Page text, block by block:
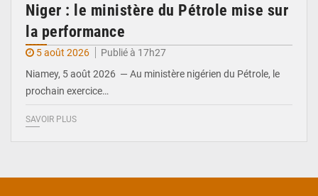
Niger : le ministère du Pétrole mise sur
la performance
5 août 2026
Publié à 17h27
Niamey, 5 août 2026 — Au ministère nigérien du Pétrole, le
prochain exercice…
SAVOIR PLUS